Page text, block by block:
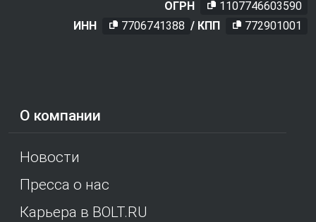
О компании
Новости
Пресса о нас
Карьера в BOLT.RU
ОГРН
1107746603590
ИНН
7706741388 / КПП 772901001